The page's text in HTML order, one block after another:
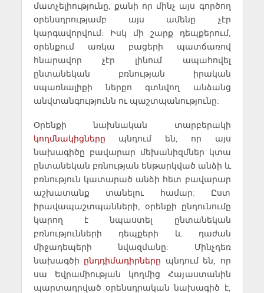
մատչելիությունը, քանի որ մինչ այս գործող
օրենսդրությամբ այս ամենը չէր
կարգավորվում: Իսկ մի շարք դեպքերում,
օրենքում առկա բացերի պատճառով
հնարավոր չէր լինում ապահովել
ընտանեկան բռնության իրական
սպառնալիքի ներքո գտնվող անձանց
անվտանգությունն ու պաշտպանությունը:
Օրենքի նախնական տարբերակի
կողմնակիցները պնդում են, որ այս
նախագիծը բավարար մեխանիզմներ կտա
ընտանեկան բռնության ենթարկված անձի և
բռնություն կատարած անձի հետ բավարար
աշխատանք տանելու համար: Ըստ
իրավապաշտպանների, օրենքի ընդունումը
կարող է նպաստել ընտանեկան
բռնությունների դեպքերի և դաժան
միջադեպերի նվազմանը: Մինչդեռ
նախագծի ընդդիմադիրները պնդում են, որ
սա Եվրամիության կողմից Հայաստանին
պարտադրված օրենսդրական նախագիծ է,